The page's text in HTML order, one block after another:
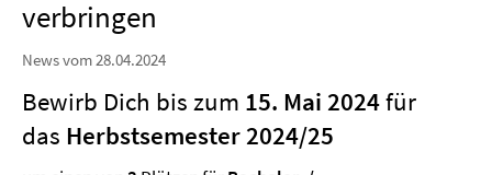
verbringen
News vom 28.04.2024
Bewirb Dich bis zum 15. Mai 2024für
das Herbstsemester 2024/25